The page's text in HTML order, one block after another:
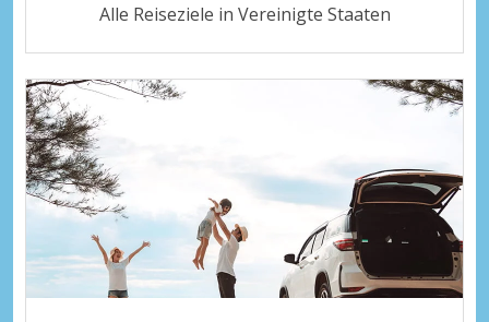
Alle Reiseziele in Vereinigte Staaten